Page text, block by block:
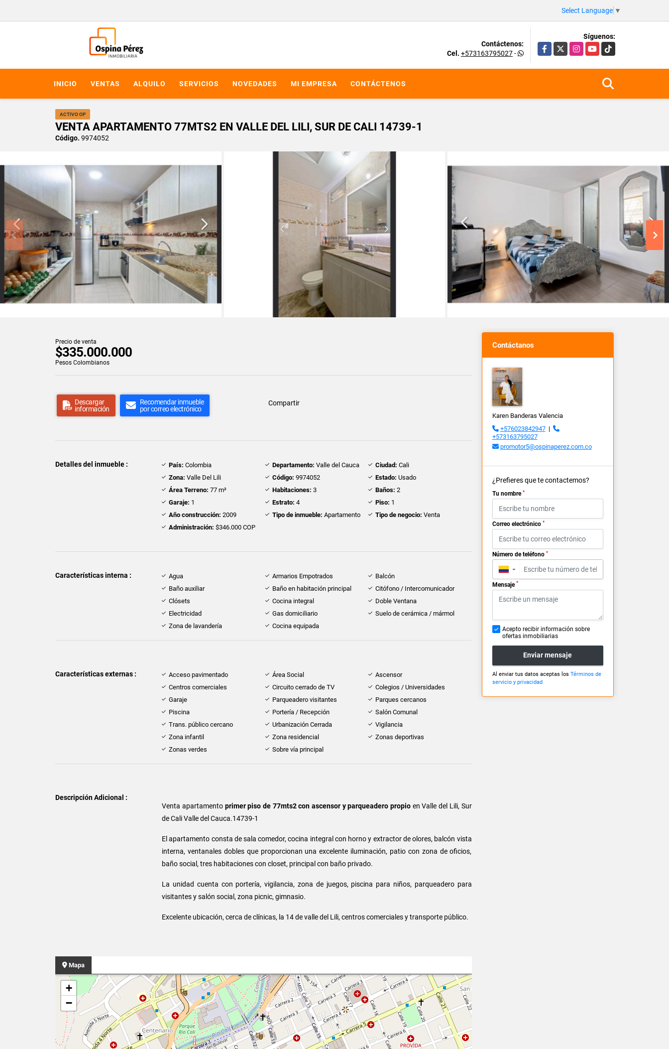
Select Language ▼
Contáctenos:
Cel. +573163795027-
Síguenos:
Facebook
X InstagramYouTubeTikTok
INICIO VENTAS ALQUILO SERVICIOS NOVEDADES MI EMPRESA CONTÁCTENOS
ACTIVO OP
VENTA APARTAMENTO 77MTS2 EN VALLE DEL LILI, SUR DE CALI 14739-1
Código. 9974052
Precio de venta
$335.000.000
Pesos Colombianos
Descargar
información
Recomendar inmueble
por correo electrónico
Compartir
Detalles del inmueble : País: Colombia Departamento: Valle del Cauca Ciudad: Cali
Zona: Valle Del Lili Código: 9974052 Estado: Usado
Área Terreno: 77 m² Habitaciones: 3 Baños: 2
Garaje: 1 Estrato: 4 Piso: 1
Año construcción: 2009 Tipo de inmueble: Apartamento Tipo de negocio: Venta
Administración: $346.000 COP
Características interna : Agua Armarios Empotrados
Balcón
Baño auxiliar
Baño en habitación principal
Citófono / Intercomunicador
Clósets
Cocina integral
Doble Ventana
Electricidad
Gas domiciliario
Suelo de cerámica / mármol
Zona de lavandería
Cocina equipada
Características externas : Acceso pavimentado Área Social
Ascensor
Centros comerciales
Circuito cerrado de TV
Colegios / Universidades
Garaje
Parqueadero visitantes
Parques cercanos
Piscina
Portería / Recepción
Salón Comunal
Trans. público cercano
Urbanización Cerrada
Vigilancia
Zona infantil
Zona residencial
Zonas deportivas
Zonas verdes
Sobre vía principal
Descripción Adicional :
Venta apartamentoprimer piso de 77mts2 con ascensor y parqueadero propio en Valle del Lili, Sur
de Cali Valle del Cauca.14739-1
El apartamento consta de sala comedor, cocina integral con horno y extractor de olores, balcón vista
interna, ventanales dobles que proporcionan una excelente iluminación, patio con zona de oficios,
baño social, tres habitaciones con closet, principal con baño privado.
La unidad cuenta con portería, vigilancia, zona de juegos, piscina para niños, parqueadero para
visitantes y salón social, zona picnic, gimnasio.
Excelente ubicación, cerca de clínicas, la 14 de valle del Lili, centros comerciales y transporte público.
Mapa
+
−
Contáctanos
Karen Banderas Valencia
+576023842947|
+573163795027
promotor5@ospinaperez.com.co
¿Prefieres que te contactemos?
Tu nombre *
Correo electrónico *
Número de teléfono *
▼
Mensaje *
Acepto recibir información sobre
ofertas inmobiliarias
Enviar mensaje
Al enviar tus datos aceptas los Términos de
servicio y privacidad